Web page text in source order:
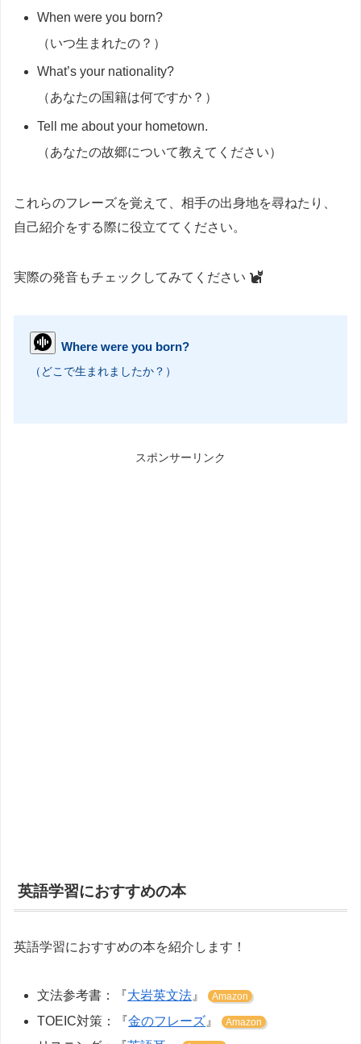
When were you born?
（いつ生まれたの？）
What’s your nationality?
（あなたの国籍は何ですか？）
Tell me about your hometown.
（あなたの故郷について教えてください）
これらのフレーズを覚えて、相手の出身地を尋ねたり、
自己紹介をする際に役立ててください。
実際の発音もチェックしてみてください
Where were you born?
（どこで生まれましたか？）
スポンサーリンク
英語学習におすすめの本
英語学習におすすめの本を紹介します！
文法参考書：『大岩英文法』 Amazon
TOEIC対策：『金のフレーズ 』 Amazon